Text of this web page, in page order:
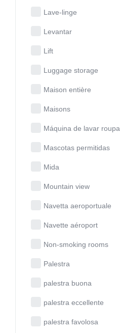
Lave-linge
Levantar
Lift
Luggage storage
Maison entière
Maisons
Máquina de lavar roupa
Mascotas permitidas
Mida
Mountain view
Navetta aeroportuale
Navette aéroport
Non-smoking rooms
Palestra
palestra buona
palestra eccellente
palestra favolosa